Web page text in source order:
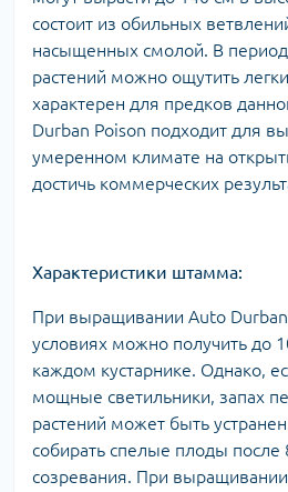
состоит из обильных
насыщенных смолой. В период
растений можно ощутить
характерен для предков
Durban Poison подходит для
умеренном климате на
достичь коммерческих
Характеристики штамма:
При выращивании Auto
условиях можно получить до
каждом кустарнике. Однако,
мощные светильники, запах
растений может быть
собирать спелые плоды после
созревания. При